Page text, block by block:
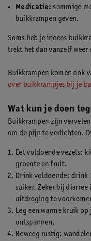
Medicatie: sommige
buikkrampen geven.
Soms heb je ineens
trekt het dan vanzelf weer
Buikkrampen komen ook
over buikkrampjes bij je
Wat kun je doen
Buikkrampen zijn
om de pijn te verlichten.
Eet voldoende vezels:
groente en fruit.
Drink voldoende: drink
suiker. Zeker bij
uitdroging te
Leg een warme kruik
ontspannen.
Beweeg rustig: